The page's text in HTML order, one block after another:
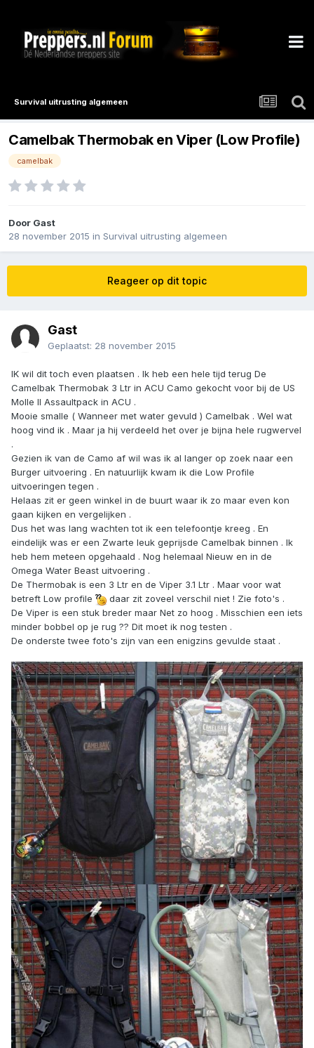
Survival uitrusting algemeen
Camelbak Thermobak en Viper (Low Profile)
camelbak
Door Gast
28 november 2015 in Survival uitrusting algemeen
Reageer op dit topic
Gast
Geplaatst: 28 november 2015
IK wil dit toch even plaatsen . Ik heb een hele tijd terug De
Camelbak Thermobak 3 Ltr in ACU Camo gekocht voor bij de US
Molle II Assaultpack in ACU .
Mooie smalle ( Wanneer met water gevuld ) Camelbak . Wel wat
hoog vind ik . Maar ja hij verdeeld het over je bijna hele rugwervel
.
Gezien ik van de Camo af wil was ik al langer op zoek naar een
Burger uitvoering . En natuurlijk kwam ik die Low Profile
uitvoeringen tegen .
Helaas zit er geen winkel in de buurt waar ik zo maar even kon
gaan kijken en vergelijken .
Dus het was lang wachten tot ik een telefoontje kreeg . En
eindelijk was er een Zwarte leuk geprijsde Camelbak binnen . Ik
heb hem meteen opgehaald . Nog helemaal Nieuw en in de
Omega Water Beast uitvoering .
De Thermobak is een 3 Ltr en de Viper 3.1 Ltr . Maar voor wat
betreft Low profile
daar zit zoveel verschil niet ! Zie foto's .
De Viper is een stuk breder maar Net zo hoog . Misschien een iets
minder bobbel op je rug ?? Dit moet ik nog testen .
De onderste twee foto's zijn van een enigzins gevulde staat .